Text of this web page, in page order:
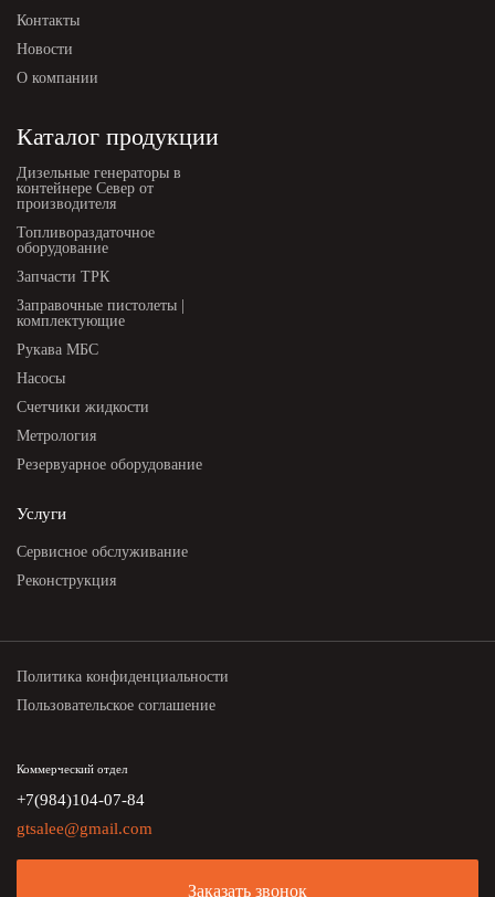
Контакты
Новости
О компании
Каталог продукции
Дизельные генераторы в
контейнере Север от
производителя
Топливораздаточное
оборудование
Запчасти ТРК
Заправочные пистолеты |
комплектующие
Рукава МБС
Насосы
Счетчики жидкости
Метрология
Резервуарное оборудование
Услуги
Сервисное обслуживание
Реконструкция
Политика конфиденциальности
Пользовательское соглашение
Коммерческий отдел
+7(984)104-07-84
gtsalee@gmail.com
Заказать звонок